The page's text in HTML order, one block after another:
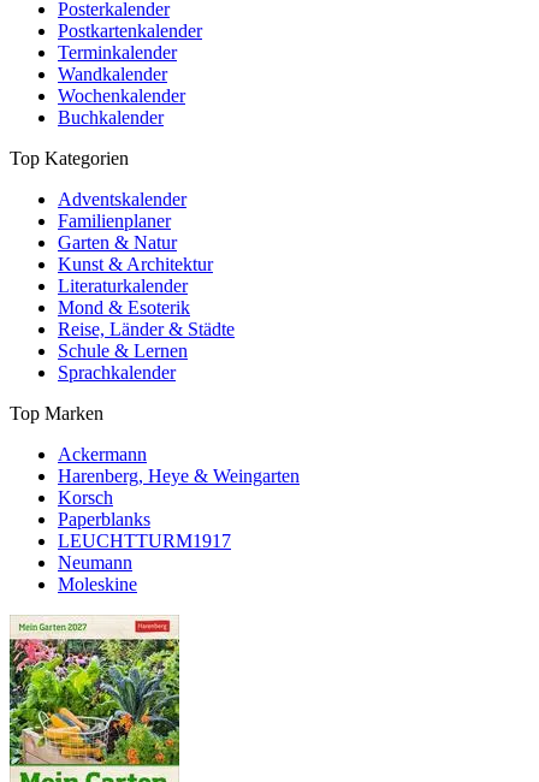
Posterkalender
Postkartenkalender
Terminkalender
Wandkalender
Wochenkalender
Buchkalender
Top Kategorien
Adventskalender
Familienplaner
Garten & Natur
Kunst & Architektur
Literaturkalender
Mond & Esoterik
Reise, Länder & Städte
Schule & Lernen
Sprachkalender
Top Marken
Ackermann
Harenberg, Heye & Weingarten
Korsch
Paperblanks
LEUCHTTURM1917
Neumann
Moleskine